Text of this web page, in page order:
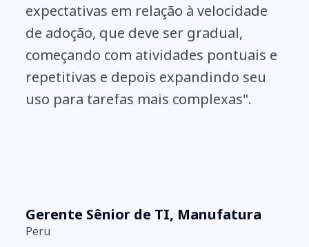
expectativas em relação à velocidade
de adoção, que deve ser gradual,
começando com atividades pontuais e
repetitivas e depois expandindo seu
uso para tarefas mais complexas".
Gerente Sênior de TI, Manufatura
Peru